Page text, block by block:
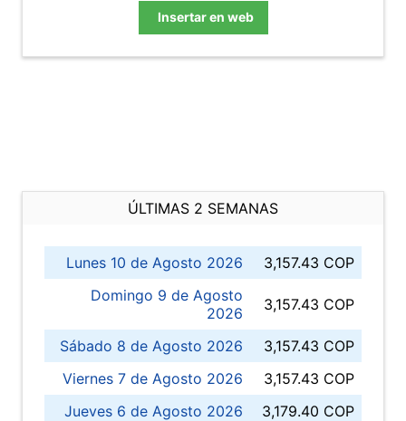
Insertar en web
ÚLTIMAS 2 SEMANAS
Lunes 10 de Agosto 2026
3,157.43 COP
Domingo 9 de Agosto
2026
3,157.43 COP
Sábado 8 de Agosto 2026
3,157.43 COP
Viernes 7 de Agosto 2026
3,157.43 COP
Jueves 6 de Agosto 2026
3,179.40 COP